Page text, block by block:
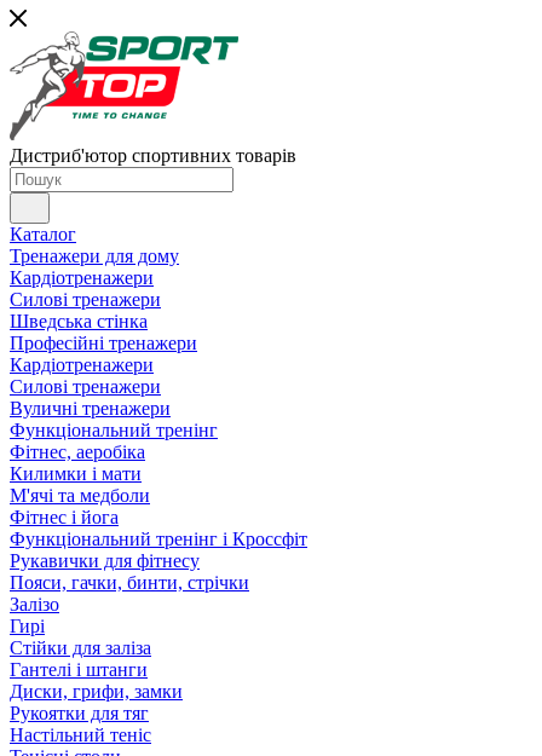
Дистриб'ютор спортивних товарів
Каталог
Тренажери для дому
Кардіотренажери
Силові тренажери
Шведська стінка
Професійні тренажери
Кардіотренажери
Силові тренажери
Вуличні тренажери
Функціональний тренінг
Фітнес, аеробіка
Килимки і мати
М'ячі та медболи
Фітнес і йога
Функціональний тренінг і Кроссфіт
Рукавички для фітнесу
Пояси, гачки, бинти, стрічки
Залізо
Гирі
Стійки для заліза
Гантелі і штанги
Диски, грифи, замки
Рукоятки для тяг
Настільний теніс